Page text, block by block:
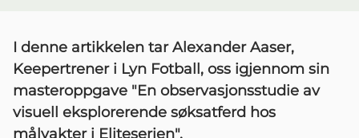
I denne artikkelen tar Alexander Aaser,
Keepertrener i Lyn Fotball, oss igjennom sin
masteroppgave "En observasjonsstudie av
visuell eksplorerende søksatferd hos
målvakter i Eliteserien".